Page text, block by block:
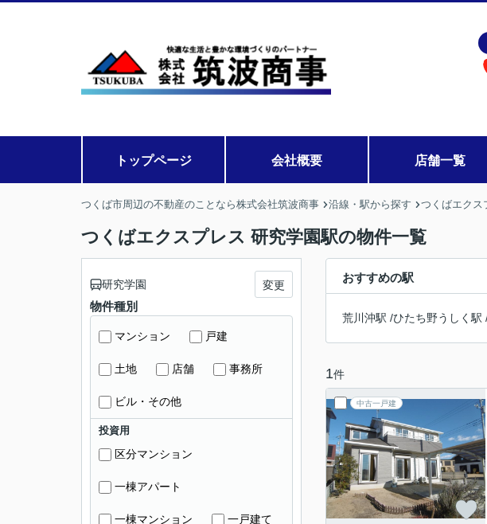
トップページ 会社概要 店舗一覧
つくば市周辺の不動産のことなら株式会社筑波商事 沿線・駅から探す つくばエクス
つくばエクスプレス 研究学園駅の物件一覧
おすすめの駅
荒川沖駅 /ひたち野うしく駅
1件
中古一戸建
研究学園 変更
物件種別
マンション 戸建
土地 店舗 事務所
ビル・その他
投資用
区分マンション
一棟アパート
一棟マンション 一戸建て